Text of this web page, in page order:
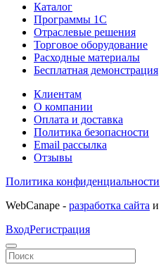
Каталог
Программы 1С
Отраслевые решения
Торговое оборудование
Расходные материалы
Бесплатная демонстрация
Клиентам
О компании
Оплата и доставка
Политика безопасности
Email рассылка
Отзывы
Политика конфиденциальности
WebCanape - разработка сайта и
ВходРегистрация